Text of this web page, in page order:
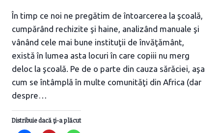
În timp ce noi ne pregătim de întoarcerea la şcoală,
cumpărând rechizite şi haine, analizând manuale şi
vânând cele mai bune instituţii de învăţământ,
există în lumea asta locuri în care copiii nu merg
deloc la şcoală. Pe de o parte din cauza sărăciei, aşa
cum se întâmplă în multe comunităţi din Africa (dar
despre…
Distribuie dacă ţi-a plăcut